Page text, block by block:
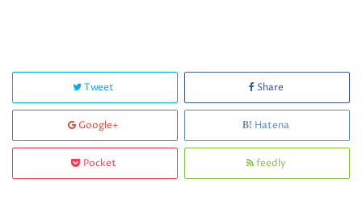
Tweet Share
Google+ Hatena
Pocket feedly